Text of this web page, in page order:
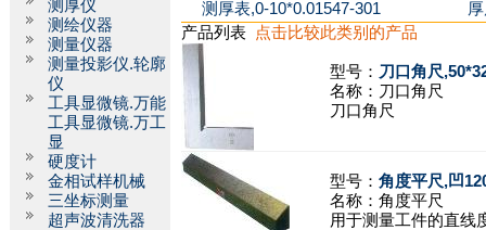
测厚仪
测绘仪器
测量仪器
测量投影仪.轮廓
仪
工具显微镜.万能
工具显微镜.万工
显
硬度计
金相试样机械
三坐标测量
超声波清洗器
测厚表,0-10*0.01547-301
产品列表
点击比较此类别的产品
型号： 刀口角尺
名称： 刀口角尺
刀口角尺
型号： 角度平尺,凹
名称： 角度平尺
用于测量工件的直线